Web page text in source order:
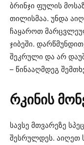
ბრინჯი ფულის
თილისმაა. უნდა
ჩაყაროთ
ჯიბეში.
შეკრული და არ
– წინააღმდეგ
რკინის
სავსე მთვარეზე
შესრულდეს. აიღეთ